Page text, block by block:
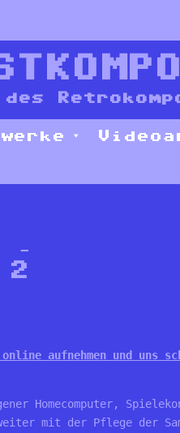
–
aufnehmen und uns
Homecomputer,
mit der Pflege der